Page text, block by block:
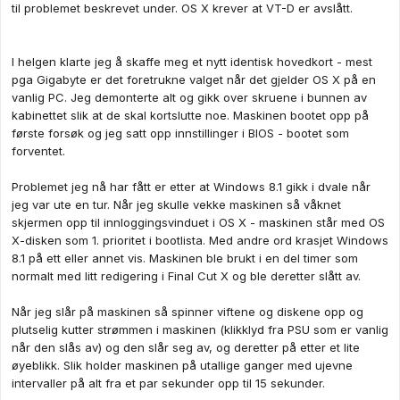
til problemet beskrevet under. OS X krever at VT-D er avslått.
I helgen klarte jeg å skaffe meg et nytt identisk hovedkort - mest
pga Gigabyte er det foretrukne valget når det gjelder OS X på en
vanlig PC. Jeg demonterte alt og gikk over skruene i bunnen av
kabinettet slik at de skal kortslutte noe. Maskinen bootet opp på
første forsøk og jeg satt opp innstillinger i BIOS - bootet som
forventet.
Problemet jeg nå har fått er etter at Windows 8.1 gikk i dvale når
jeg var ute en tur. Når jeg skulle vekke maskinen så våknet
skjermen opp til innloggingsvinduet i OS X - maskinen står med OS
X-disken som 1. prioritet i bootlista. Med andre ord krasjet Windows
8.1 på ett eller annet vis. Maskinen ble brukt i en del timer som
normalt med litt redigering i Final Cut X og ble deretter slått av.
Når jeg slår på maskinen så spinner viftene og diskene opp og
plutselig kutter strømmen i maskinen (klikklyd fra PSU som er vanlig
når den slås av) og den slår seg av, og deretter på etter et lite
øyeblikk. Slik holder maskinen på utallige ganger med ujevne
intervaller på alt fra et par sekunder opp til 15 sekunder.